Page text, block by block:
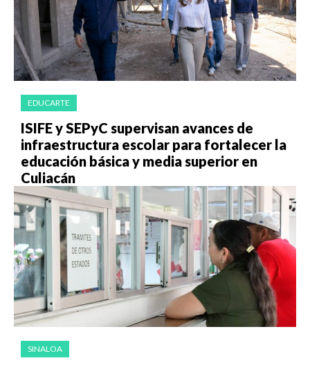
EDUCARTE
ISIFE y SEPyC supervisan avances de
infraestructura escolar para fortalecer la
educación básica y media superior en
Culiacán
SINALOA